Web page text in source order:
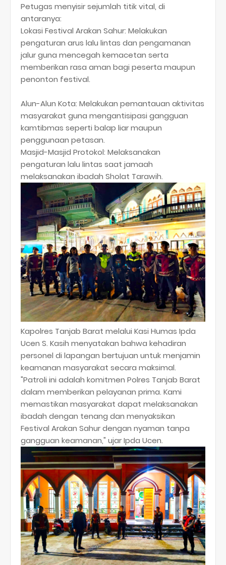
Petugas menyisir sejumlah titik vital, di
antaranya:
​Lokasi Festival Arakan Sahur: Melakukan
pengaturan arus lalu lintas dan pengamanan
jalur guna mencegah kemacetan serta
memberikan rasa aman bagi peserta maupun
penonton festival.
​Alun-Alun Kota: Melakukan pemantauan aktivitas
masyarakat guna mengantisipasi gangguan
kamtibmas seperti balap liar maupun
penggunaan petasan.
​Masjid-Masjid Protokol: Melaksanakan
pengaturan lalu lintas saat jamaah
melaksanakan ibadah Sholat Tarawih.
​Kapolres Tanjab Barat melalui Kasi Humas Ipda
Ucen S. Kasih menyatakan bahwa kehadiran
personel di lapangan bertujuan untuk menjamin
keamanan masyarakat secara maksimal.
​"Patroli ini adalah komitmen Polres Tanjab Barat
dalam memberikan pelayanan prima. Kami
memastikan masyarakat dapat melaksanakan
ibadah dengan tenang dan menyaksikan
Festival Arakan Sahur dengan nyaman tanpa
gangguan keamanan," ujar Ipda Ucen.